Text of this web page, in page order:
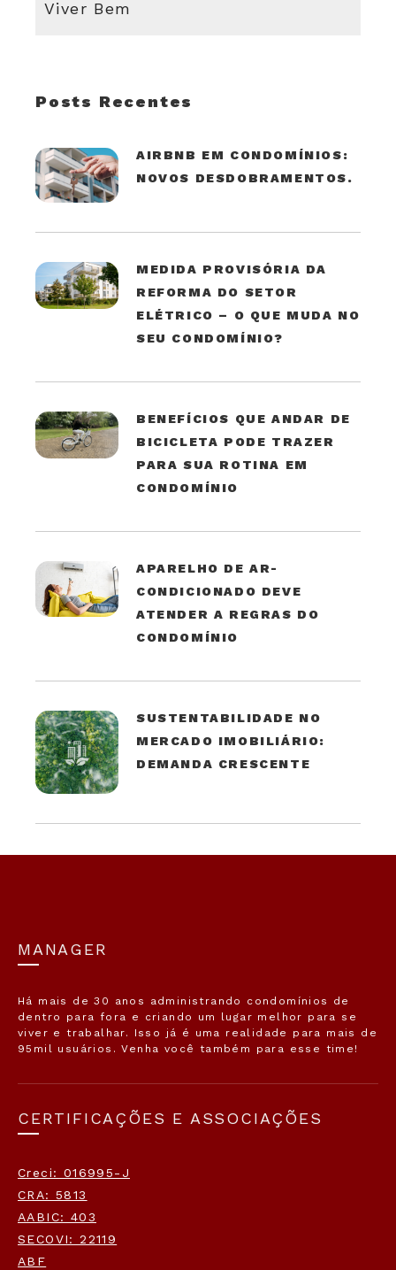
Viver Bem
Posts Recentes
AIRBNB EM CONDOMÍNIOS:
NOVOS DESDOBRAMENTOS.
MEDIDA PROVISÓRIA DA
REFORMA DO SETOR
ELÉTRICO – O QUE MUDA NO
SEU CONDOMÍNIO?
BENEFÍCIOS QUE ANDAR DE
BICICLETA PODE TRAZER
PARA SUA ROTINA EM
CONDOMÍNIO
APARELHO DE AR-
CONDICIONADO DEVE
ATENDER A REGRAS DO
CONDOMÍNIO
SUSTENTABILIDADE NO
MERCADO IMOBILIÁRIO:
DEMANDA CRESCENTE
MANAGER
Há mais de 30 anos administrando condomínios de
dentro para fora e criando um lugar melhor para se
viver e trabalhar. Isso já é uma realidade para mais de
95mil usuários. Venha você também para esse time!
CERTIFICAÇÕES E ASSOCIAÇÕES
Creci: 016995-J
CRA: 5813
AABIC: 403
SECOVI: 22119
ABF